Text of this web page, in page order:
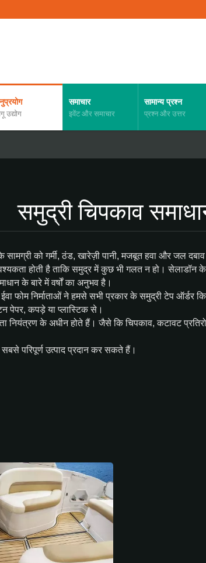
उद्योग
समाचार
इवेंट और समाचार
सामान्य प्रश्न
प्रश्न और उत्तर
समुद्री चिपकाव
को गर्मी, ठंड, खारेज़ी पानी, मजबूत हवा और जल
होती है ताकि समुद्र में कुछ भी गलत न हो। सेलाडॉन
के बारे में वर्षों का अनुभव है।
फोम निर्माताओं ने हमसे सभी प्रकार के समुद्री टेप ऑर्डर
पेपर, कपड़े या प्लास्टिक से।
नियंत्रण के अधीन होते हैं। जैसे कि चिपकाव, कटावट
परिपूर्ण उत्पाद प्रदान कर सकते हैं।